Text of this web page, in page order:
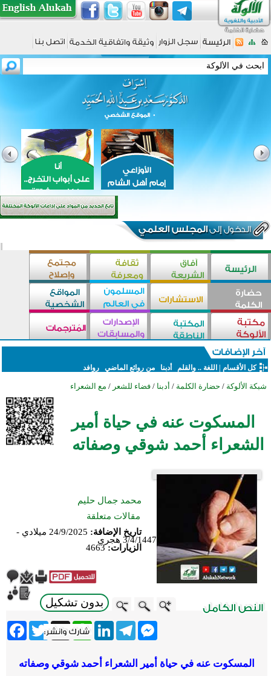
كل الأقسام اللغة .. والقلم أدبنا من روائع الماضي روافد
شبكة الألوكة / حضارة الكلمة / أدبنا / فضاء للشعر / مع الشعراء
المسكوت عنه في حياة أمير
الشعراء أحمد شوقي وصفاته
محمد جمال حليم
مقالات متعلقة
تاريخ الإضافة:
24/9/2025 ميلادي -
3/4/1447 هجري
الزيارات:4663
بدون تشكيل
Twitter X
WhatsApp
LinkedInTelegram
Messenger
المسكوت عنه في حياة أمير الشعراء أحمد شوقي وصفاته